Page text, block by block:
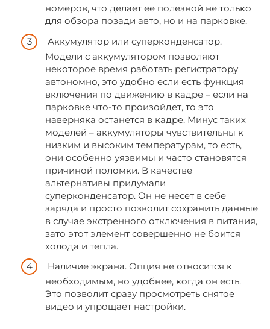
номеров, что делает ее полезной не только
для обзора позади авто, но и на парковке.
Аккумулятор или суперконденсатор.
Модели с аккумулятором позволяют
некоторое время работать регистратору
автономно, это удобно если есть функция
включения по движению в кадре – если на
парковке что-то произойдет, то это
наверняка останется в кадре. Минус таких
моделей – аккумуляторы чувствительны к
низким и высоким температурам, то есть,
они особенно уязвимы и часто становятся
причиной поломки. В качестве
альтернативы придумали
суперконденсатор. Он не несет в себе
заряда и просто позволит сохранить данные
в случае экстренного отключения в питания,
зато этот элемент совершенно не боится
холода и тепла.
Наличие экрана. Опция не относится к
необходимым, но удобнее, когда он есть.
Это позволит сразу просмотреть снятое
видео и упрощает настройки.